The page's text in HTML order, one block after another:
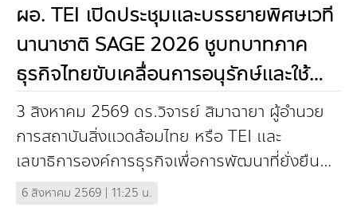
ผอ. TEI เปิดประชุมและบรรยายพิศษเวที
นานาชาติ SAGE 2026 ชูบทบาทภาค
ธุรกิจไทยขับเคลื่อนการอนุรักษ์และใช้
ประโยชน์จากความหลากหลายทางชีวภาพ
อย่างยั่งยืน
3 สิงหาคม 2569 ดร.วิจารย์ สิมาฉายา ผู้อำนวย
การสถาบันสิ่งแวดล้อมไทย หรือ TEI และ
เลขาธิการองค์การธุรกิจเพื่อการพัฒนาที่ยั่งยืน
(TBCSD) เป็นประธานพิธีเปิด (Opening
6 สิงหาคม 2569 | 11:25 น.